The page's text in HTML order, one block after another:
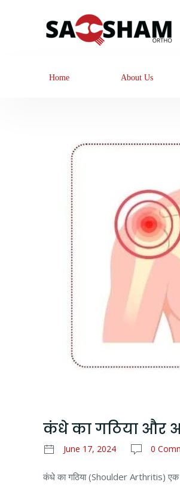
Home About Us
कंधे का गठिया और
June 17, 2024 0
कंधे का गठिया (Shoulder Arthritis) एक